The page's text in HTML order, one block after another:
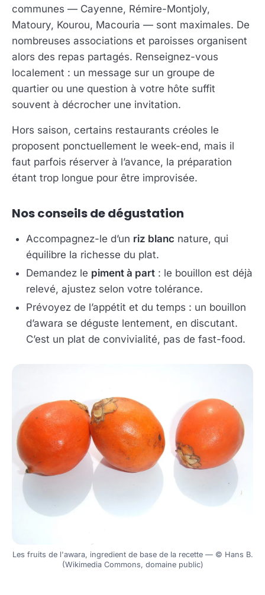
communes — Cayenne, Rémire-Montjoly,
Matoury, Kourou, Macouria — sont maximales. De
nombreuses associations et paroisses organisent
alors des repas partagés. Renseignez-vous
localement : un message sur un groupe de
quartier ou une question à votre hôte suffit
souvent à décrocher une invitation.
Hors saison, certains restaurants créoles le
proposent ponctuellement le week-end, mais il
faut parfois réserver à l’avance, la préparation
étant trop longue pour être improvisée.
Nos conseils de dégustation
Accompagnez-le d’un riz blanc nature, qui
équilibre la richesse du plat.
Demandez le piment à part : le bouillon est déjà
relevé, ajustez selon votre tolérance.
Prévoyez de l’appétit et du temps : un bouillon
d’awara se déguste lentement, en discutant.
C’est un plat de convivialité, pas de fast-food.
Les fruits de l'awara, ingredient de base de la recette — © Hans B.
(Wikimedia Commons, domaine public)